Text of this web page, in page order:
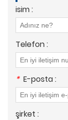
isim :
Telefon :
* E-posta :
şirket :